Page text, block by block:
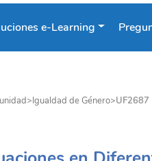
e-Learning
>Igualdad de Género>